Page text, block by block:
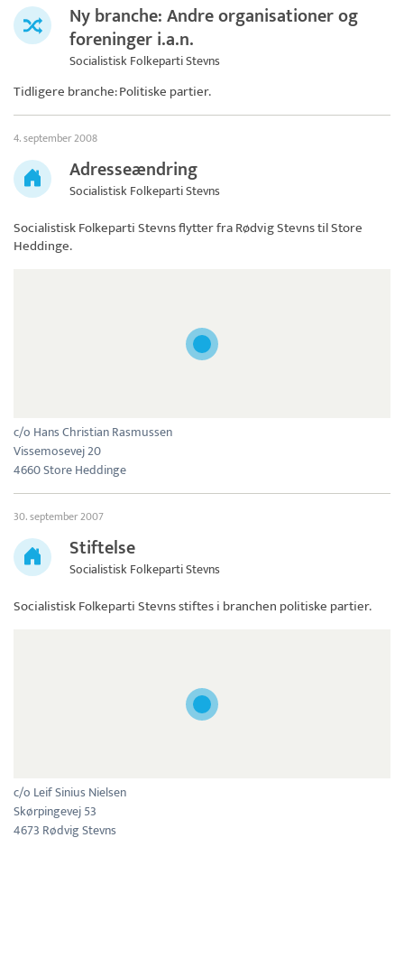
Ny branche: Andre organisationer og
foreninger i.a.n.
Socialistisk Folkeparti Stevns
Tidligere branche: Politiske partier.
4. september 2008
Adresseændring
Socialistisk Folkeparti Stevns
Socialistisk Folkeparti Stevnsflytter fra Rødvig Stevns til Store
Heddinge.
c/o Hans Christian Rasmussen
Vissemosevej 20
4660 Store Heddinge
30. september 2007
Stiftelse
Socialistisk Folkeparti Stevns
Socialistisk Folkeparti Stevnsstiftes i branchen politiske partier.
c/o Leif Sinius Nielsen
Skørpingevej 53
4673 Rødvig Stevns